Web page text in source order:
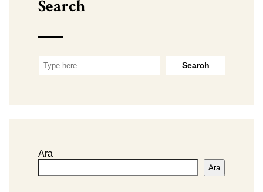
Search
Ara
Ara